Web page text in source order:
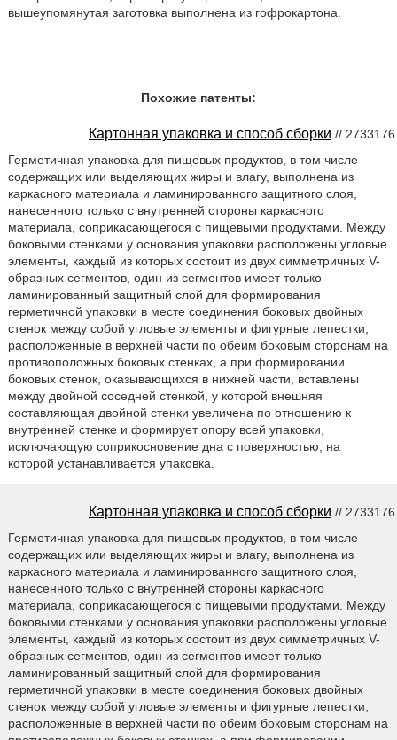
вышеупомянутая заготовка выполнена из гофрокартона.
Похожие патенты:
Картонная упаковка и способ сборки // 2733176
Герметичная упаковка для пищевых продуктов, в том числе
содержащих или выделяющих жиры и влагу, выполнена из
каркасного материала и ламинированного защитного слоя,
нанесенного только с внутренней стороны каркасного
материала, соприкасающегося с пищевыми продуктами. Между
боковыми стенками у основания упаковки расположены угловые
элементы, каждый из которых состоит из двух симметричных V-
образных сегментов, один из сегментов имеет только
ламинированный защитный слой для формирования
герметичной упаковки в месте соединения боковых двойных
стенок между собой угловые элементы и фигурные лепестки,
расположенные в верхней части по обеим боковым сторонам на
противоположных боковых стенках, а при формировании
боковых стенок, оказывающихся в нижней части, вставлены
между двойной соседней стенкой, у которой внешняя
составляющая двойной стенки увеличена по отношению к
внутренней стенке и формирует опору всей упаковки,
исключающую соприкосновение дна с поверхностью, на
которой устанавливается упаковка.
Картонная упаковка и способ сборки // 2733176
Герметичная упаковка для пищевых продуктов, в том числе
содержащих или выделяющих жиры и влагу, выполнена из
каркасного материала и ламинированного защитного слоя,
нанесенного только с внутренней стороны каркасного
материала, соприкасающегося с пищевыми продуктами. Между
боковыми стенками у основания упаковки расположены угловые
элементы, каждый из которых состоит из двух симметричных V-
образных сегментов, один из сегментов имеет только
ламинированный защитный слой для формирования
герметичной упаковки в месте соединения боковых двойных
стенок между собой угловые элементы и фигурные лепестки,
расположенные в верхней части по обеим боковым сторонам на